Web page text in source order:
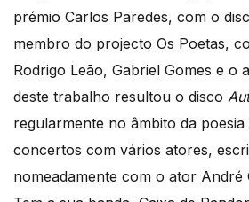
prémio Carlos Paredes, com o
membro do projecto Os Poetas,
Rodrigo Leão, Gabriel Gomes e o
deste trabalho resultou o disco
regularmente no âmbito da
concertos com vários atores,
nomeadamente com o ator André